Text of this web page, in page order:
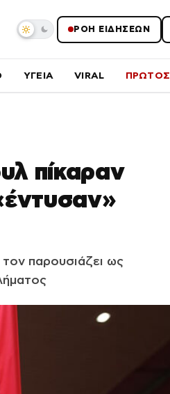
ΡΟΗ ΕΙΔΗΣΕΩΝ
ΥΓΕΙΑ VIRAL
πίκαραν
παρουσιάζει ως